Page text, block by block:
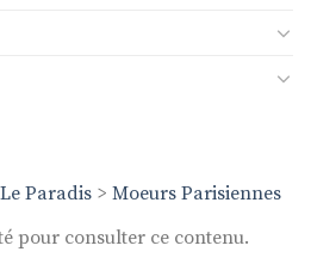
Le Paradis > Moeurs Parisiennes
pour consulter ce contenu.